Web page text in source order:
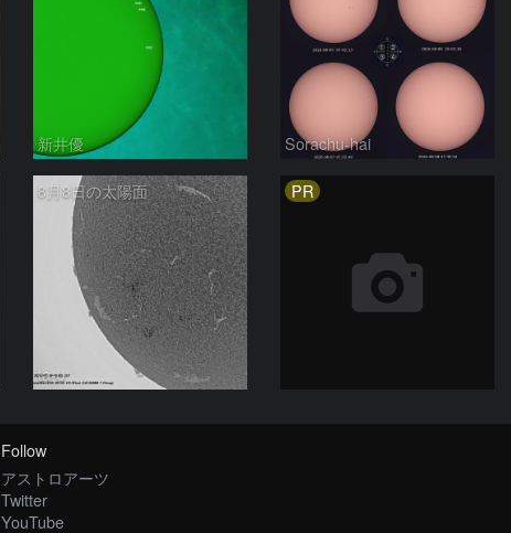
新井優 Sorachu-hai
8月8日の太陽面
ta-o
PR
Follow
アストロアーツ
Twitter
YouTube